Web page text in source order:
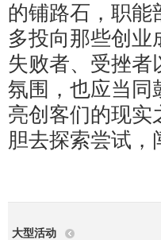
的铺路石，职能
多投向那些创业
失败者、受挫者
氛围，也应当同
亮创客们的现实
胆去探索尝试，
大型活动